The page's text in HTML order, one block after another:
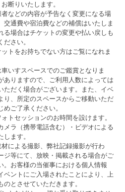
断りいたします。
などの内容が予告なく変更になる場
交通費や宿泊費などの補償はいたしま
る場合はチケットの変更や払い戻しも
さい。
トをお持ちでない方はご覧になれま
いすスペースでのご鑑賞となりま
ありますので、ご利用人数によっては
ただく場合がございます。また、イベ
り、所定のスペースからご移動いただ
めご了承ください。
トセッションのお時間を設けます。
メラ（携帯電話含む）・ビデオによる
ます。
による撮影、弊社記録撮影が行わ
ジ等にて、放映・掲載される場合がご
。お客様の当催事における個人情報
ベントにご入場されたことにより、上
とさせていただきます。